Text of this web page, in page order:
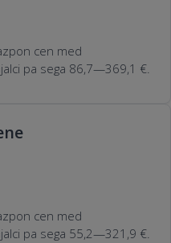
cen med
pa sega 86,7—369,1 €.
cen med
pa sega 55,2—321,9 €.